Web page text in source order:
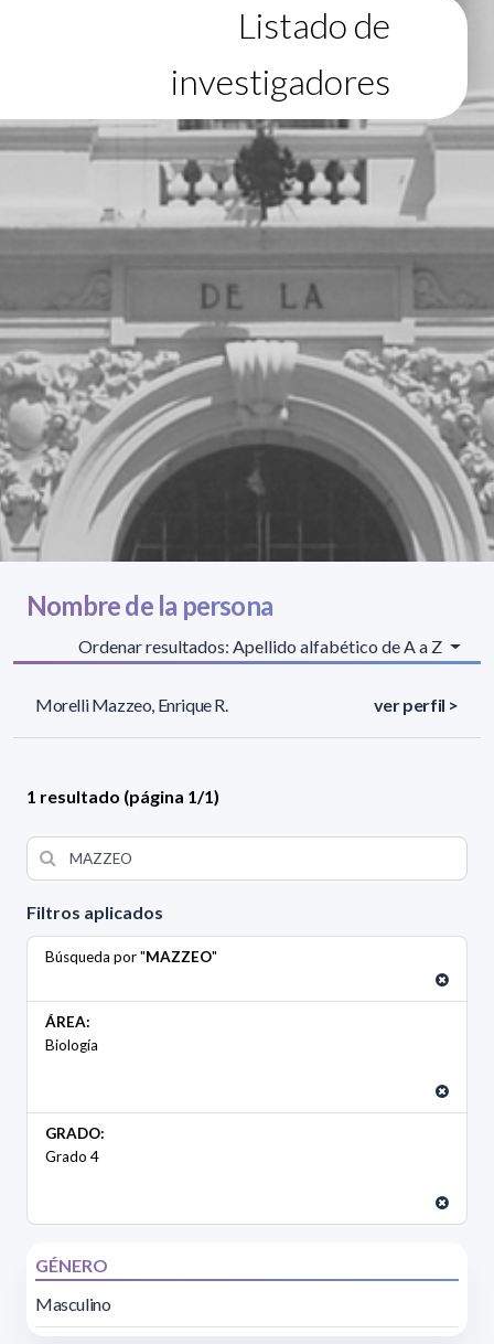
Listado de
investigadores
Filtros aplicados
Búsqueda por "MAZZEO"
ÁREA:
Biología
GRADO:
Grado 4
GÉNERO
Masculino
Nombre de la persona
Ordenar resultados: Apellido alfabético de A a Z
Morelli Mazzeo, Enrique R. ver perfil >
1 resultado (página 1/1)